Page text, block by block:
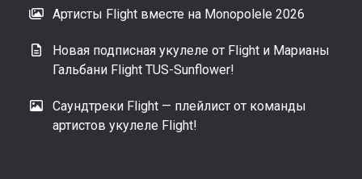
Артисты Flight вместе на Monopolele 2026
Новая подписная укулеле от Flight и Марианы
Гальбани Flight TUS-Sunflower!
Саундтреки Flight — плейлист от команды
артистов укулеле Flight!